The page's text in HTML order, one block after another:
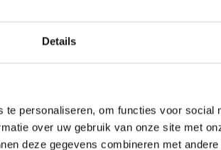
Details
personaliseren, om functies voor social
over uw gebruik van onze site met
deze gegevens combineren met
is vaak al voldoende om een sponsor
sponsoring te verlengen en dan gaat de
starten via
3
kan natuurlijk met een mooie vlag boven
clublogo. En het mooie is: het levert de
voor een tientje verkoopt, dan heb je